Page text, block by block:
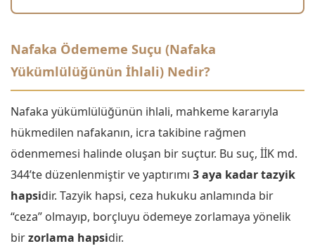
Nafaka Ödememe Suçu (Nafaka
Yükümlülüğünün İhlali) Nedir?
Nafaka yükümlülüğünün ihlali, mahkeme kararıyla
hükmedilen nafakanın, icra takibine rağmen
ödenmemesi halinde oluşan bir suçtur. Bu suç, İİK md.
344’te düzenlenmiştir ve yaptırımı 3 aya kadar tazyik
hapsidir. Tazyik hapsi, ceza hukuku anlamında bir
“ceza” olmayıp, borçluyu ödemeye zorlamaya yönelik
birzorlama hapsidir.